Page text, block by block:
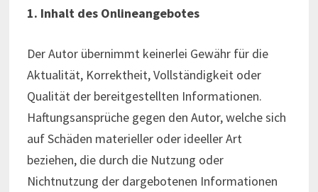
1. Inhalt des Onlineangebotes
Der Autor übernimmt keinerlei Gewähr für die
Aktualität, Korrektheit, Vollständigkeit oder
Qualität der bereitgestellten Informationen.
Haftungsansprüche gegen den Autor, welche sich
auf Schäden materieller oder ideeller Art
beziehen, die durch die Nutzung oder
Nichtnutzung der dargebotenen Informationen